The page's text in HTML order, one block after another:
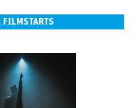
FILMSTARTS